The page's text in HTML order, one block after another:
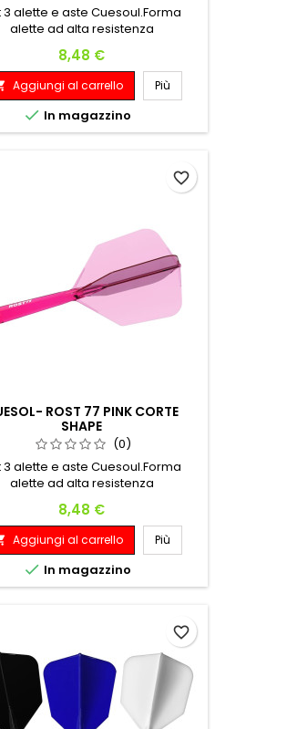
3 alette e aste Cuesoul.Forma
alette ad alta resistenza
Prezzo
8,48 €
Aggiungi al carrello Più
 In magazzino
ROST 77 PINK CORTE
SHAPE
(0)
3 alette e aste Cuesoul.Forma
alette ad alta resistenza
Prezzo
8,48 €
Aggiungi al carrello Più
 In magazzino
favorite_border
favorite_border